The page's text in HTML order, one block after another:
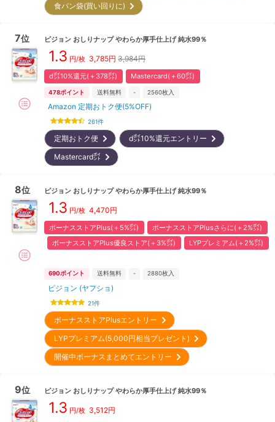
食パン袋(買い回りに)
7位 ピジョン おしりナップ やわらか厚手仕上げ 純水99％
1.3 円/枚 3,785円 3,984円
d㌽10%還元(＋378㌽) Mastercard(＋60㌽)
478ポイント 送料無料 - 2560枚入
Amazon 定期おトク便(5%OFF)
261件
定期おトク便
d㌽10%還元エントリー
Mastercard㌽
8位 ピジョン おしりナップ やわらか厚手仕上げ 純水99％
1.3 円/枚 4,470円
ボーナスストアPlus(＋5%㌽)
ボーナスストアPlusさらに(＋2%㌽)
ボーナスストアPlus優良ストア(＋3%㌽)
LYPプレミアム(＋2%㌽)
690ポイント 送料無料 - 2880枚入
ピジョン (ヤフショ)
21件
ボーナスストアPlusエントリー
LYPプレミアム(5,000円相当プレゼント)
開催中ボーナスまとめてエントリー
9位 ピジョン おしりナップ やわらか厚手仕上げ 純水99％
1.3 円/枚 3,512円